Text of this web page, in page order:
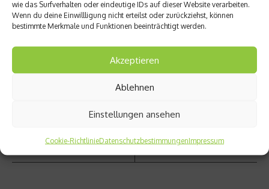
wie das Surfverhalten oder eindeutige IDs auf dieser Website verarbeiten.
Wenn du deine Einwillligung nicht erteilst oder zurückziehst, können
bestimmte Merkmale und Funktionen beeinträchtigt werden.
Akzeptieren
Ablehnen
Einstellungen ansehen
Cookie-RichtlinieDatenschutzbestimmungenImpressum
Parkou
r –
Tipps
nner
Amade
d
Athleti
nnen in
Ugand
n mit
dem
infizier